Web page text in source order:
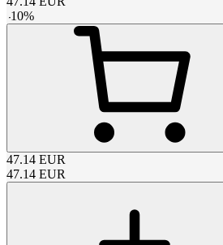
-10%
47.14 EUR
47.14 EUR